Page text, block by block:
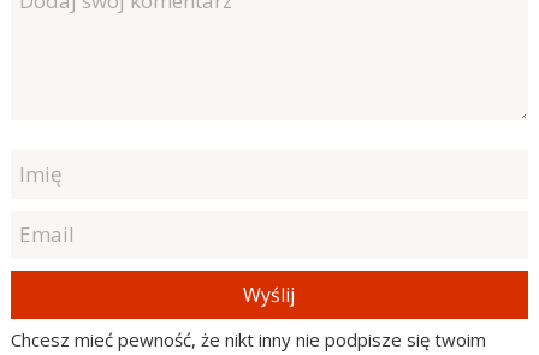
Wyślij
Chcesz mieć pewność, że nikt inny nie podpisze się twoim